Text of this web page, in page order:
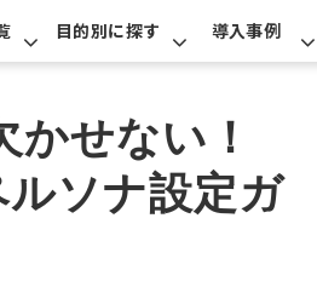
目的別に探す 導入事例
せない！
ソナ設定ガ